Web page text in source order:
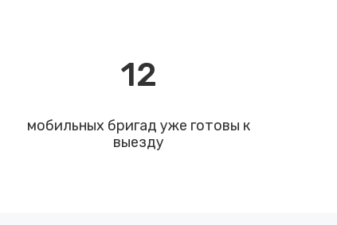
12
мобильных бригад уже готовы к
выезду